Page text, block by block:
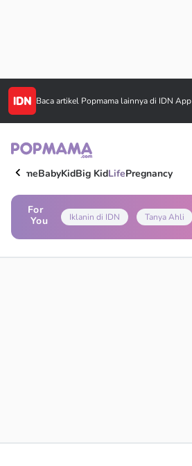
Baca artikel Popmama lainnya di IDN App
HomeBabyKidBig KidLifePregnancy
For
You
Iklanin di IDN Tanya Ahli